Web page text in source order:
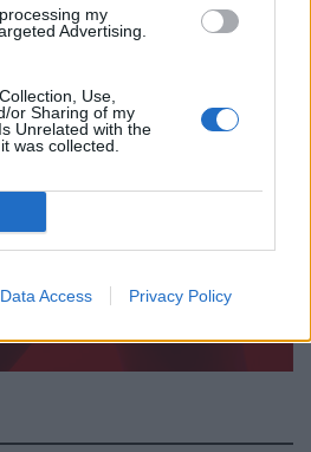
my
Advertising.
Use,
or Sharing of my
Unrelated with the
was collected.
Data Access Privacy Policy